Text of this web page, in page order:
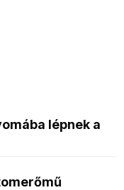
lépnek a